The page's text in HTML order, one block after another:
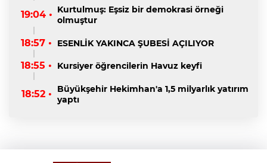
19:04 • Kurtulmuş: Eşsiz bir demokrasi örneği
olmuştur
18:57 • ESENLİK YAKINCA ŞUBESİ AÇILIYOR
18:55 • Kursiyer öğrencilerin Havuz keyfi
18:52 •
Büyükşehir Hekimhan'a 1,5 milyarlık yatırım
yaptı